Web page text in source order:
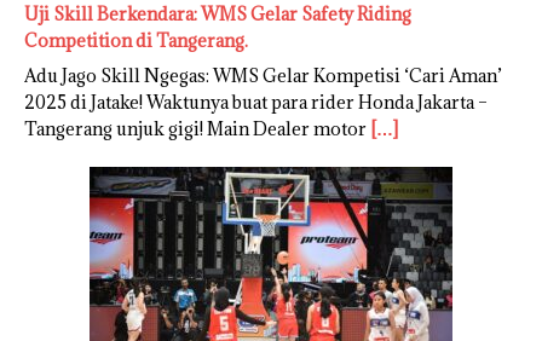
Uji Skill Berkendara: WMS Gelar Safety Riding
Competition di Tangerang.
Adu Jago Skill Ngegas: WMS Gelar Kompetisi ‘Cari Aman’
2025 di Jatake! Waktunya buat para rider Honda Jakarta –
Tangerang unjuk gigi! Main Dealer motor […]